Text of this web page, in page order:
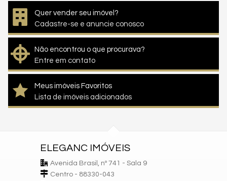
Quer vender seu imóvel?
Cadastre-se e anuncie conosco
Não encontrou o que procurava?
Entre em contato
Meus imóveis Favoritos
Lista de imóveis adicionados
ELEGANC IMÓVEIS
Avenida Brasil, nº 741 - Sala 9
Centro - 88330-043